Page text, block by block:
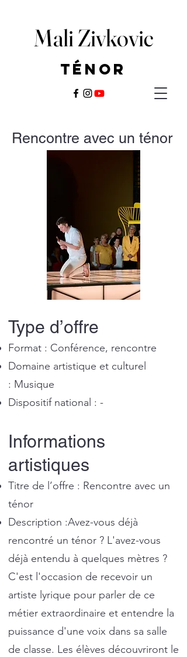
Mali Zivkovic
Mali Zivkovic
Ténor
Ténor
Rencontre avec un ténor
Type d’offre
Format : Conférence, rencontre
Domaine artistique et culturel
: Musique
Dispositif national : -
Informations
artistiques
Titre de l’offre : Rencontre avec un
ténor
Description :Avez-vous déjà
rencontré un ténor ? L'avez-vous
déjà entendu à quelques mètres ?
C'est l'occasion de recevoir un
artiste lyrique pour parler de ce
métier extraordinaire et entendre la
puissance d'une voix dans sa salle
de classe. Les élèves découvriront le